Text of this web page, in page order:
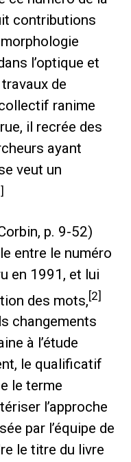
contributions
l’optique et
de
ranime
il recrée des
ayant
veut un
p. 9-52)
entre le numéro
en 1991, et lui
des mots,[2]
changements
à l’étude
le qualificatif
le terme
l’approche
par l’équipe de
le titre du livre